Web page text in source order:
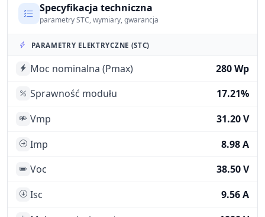
Specyfikacja techniczna
parametry STC, wymiary, gwarancja
PARAMETRY ELEKTRYCZNE (STC)
Moc nominalna (Pmax)
280 Wp
Sprawność modułu
17.21%
Vmp
31.20 V
Imp
8.98 A
Voc
38.50 V
Isc
9.56 A